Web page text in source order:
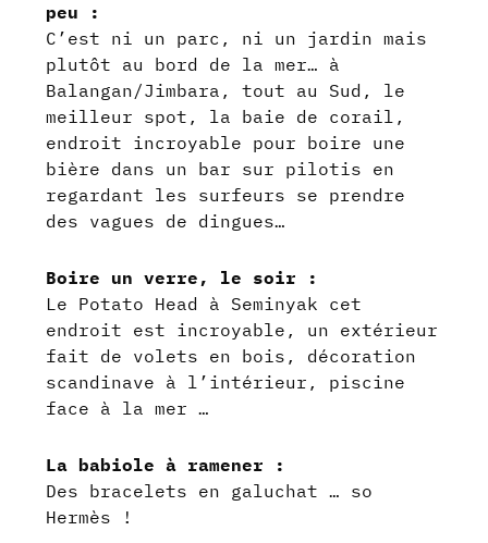
peu :
C’est ni un parc, ni un jardin mais
plutôt au bord de la mer… à
Balangan/Jimbara, tout au Sud, le
meilleur spot, la baie de corail,
endroit incroyable pour boire une
bière dans un bar sur pilotis en
regardant les surfeurs se prendre
des vagues de dingues…
Boire un verre, le soir :
Le Potato Head à Seminyak cet
endroit est incroyable, un extérieur
fait de volets en bois, décoration
scandinave à l’intérieur, piscine
face à la mer …
La babiole à ramener :
Des bracelets en galuchat … so
Hermès !